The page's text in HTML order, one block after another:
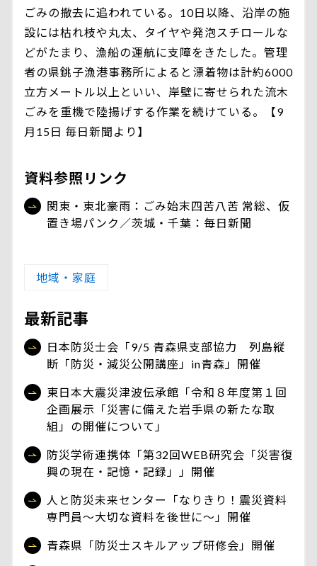
ごみの撤去に追われている。10日以降、沿岸の施
設には枯れ枝や丸太、タイヤや発泡スチロールな
どがたまり、漁船の運航に支障をきたした。管理
者の県銚子漁港事務所によると漂着物は計約6000
立方メートル以上といい、岸壁に寄せられた流木
ごみを重機で陸揚げする作業を続けている。【9
月15日 毎日新聞より】
資料参照リンク
関東・東北豪雨：ごみ始末四苦八苦 常総、仮
置き場パンク／茨城・千葉：毎日新聞
地域・家庭
最新記事
日本防災士会「9/5 青森県支部協力 列島縦
断「防災・減災公開講座」in青森」開催
東日本大震災津波伝承館「令和８年度第１回
企画展示「災害に備えた岩手県の新たな取
組」の開催について」
防災学術連携体「第32回WEB研究会「災害復
興の現在・記憶・記録」」開催
人と防災未来センター「なりきり！震災資料
専門員～大切な資料を後世に～」開催
青森県「防災士スキルアップ研修会」開催